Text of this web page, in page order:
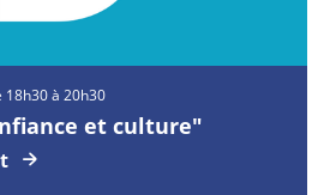
18h30 à 20h30
et culture"